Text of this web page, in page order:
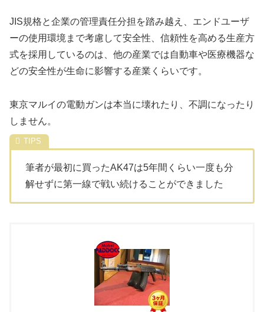
JIS規格と企業の管理責任分担を踏み越え、エンドユーザ
ーの使用環境まで考慮して安全性、信頼性を高める生産方
式を採用しているのは、他の産業では自動車や医療機器な
どの安全性が生命に影響する産業くらいです。
東京マルイの電動ガンは本当に壊れたり、不調になったり
しません。
筆者が最初に買ったAK47は5年間くらい一度も分
解せずに第一線で戦い続けることができました